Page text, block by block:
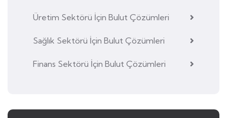
Üretim Sektörü İçin Bulut Çözümleri
Sağlık Sektörü İçin Bulut Çözümleri
Finans Sektörü İçin Bulut Çözümleri